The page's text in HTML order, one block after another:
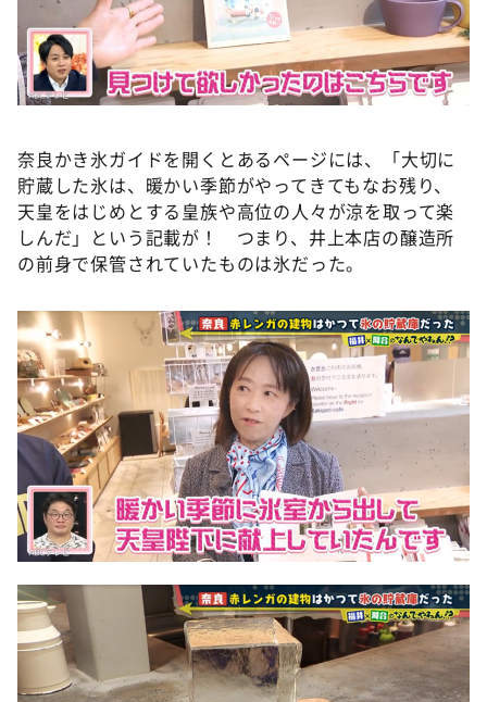
奈良かき氷ガイドを開くとあるページには、「大切に
貯蔵した氷は、暖かい季節がやってきてもなお残り、
天皇をはじめとする皇族や高位の人々が涼を取って楽
しんだ」という記載が！ つまり、井上本店の醸造所
の前身で保管されていたものは氷だった。